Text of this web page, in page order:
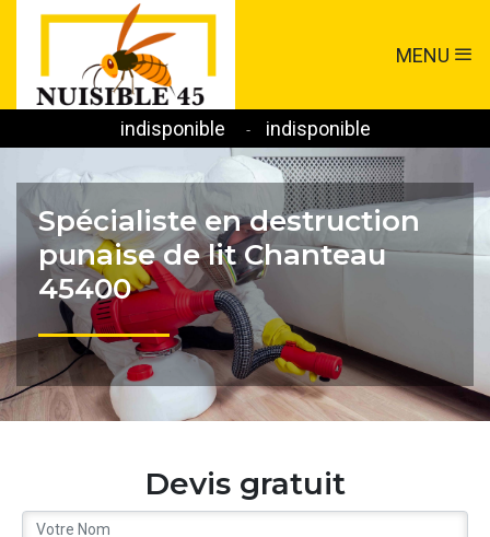
MENU
indisponible - indisponible
Spécialiste en destruction
punaise de lit Chanteau
45400
Devis gratuit